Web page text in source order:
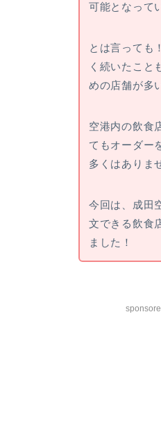
可能となって
とは言っても
く続いたこと
めの店舗が多
空港内の飲食
てもオーダー
多くはありま
今回は、成田
文できる飲食
ました！